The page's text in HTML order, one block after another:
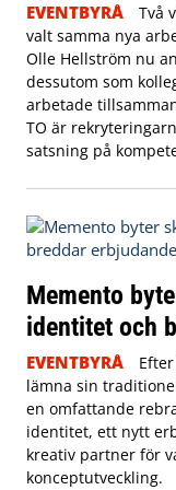
EVENTBYRÅ
Två
valt samma nya
Olle Hellström nu
dessutom som
arbetade
TO är
satsning på
Memento
identitet och
EVENTBYRÅ
lämna sin
en omfattande
identitet, ett nytt
kreativ partner för
konceptutveckling.